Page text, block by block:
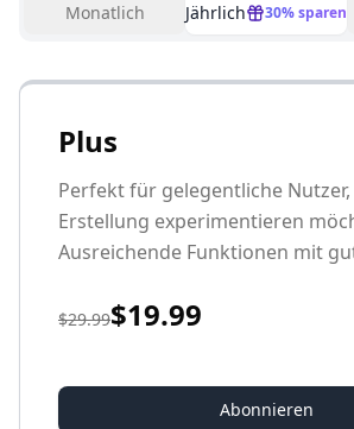
Monatlich Jährlich 30% sparen
Plus
Perfekt für gelegentliche
Erstellung experimentieren
Ausreichende Funktionen mit
$29.99$19.99
Abonnieren